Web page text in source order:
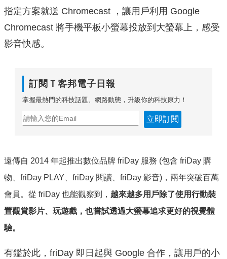
指定方案就送 Chromecast ，讓用戶利用 Google
Chromecast 將手機平板小螢幕投放到大螢幕上，感受
影音快感。
訂閱Ｔ客邦電子日報
掌握最熱門的科技話題、網路動態，升級你的科技原力！
立即訂閱
遠傳自 2014 年起推出數位品牌 friDay 服務 (包含 friDay 購
物、friDay PLAY、friDay 閱讀、friDay 影音)，兩年突破百萬
會員。從 friDay 也能觀察到， 越來越多用戶除了使用行動裝
置觀賞影片、玩遊戲，也嘗試透過大螢幕追求更好的視覺體
驗。
有鑑於此，friDay 即日起與 Google 合作，讓用戶的小